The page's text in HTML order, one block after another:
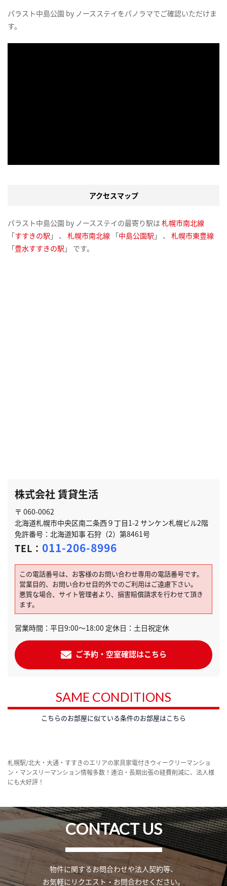
パラスト中島公園 by ノースステイをパノラマでご確認いただけま
す。
アクセスマップ
パラスト中島公園 by ノースステイの最寄り駅は 札幌市南北線
「すすきの駅 」 、 札幌市南北線 「中島公園駅 」 、 札幌市東豊線
「豊水すすきの駅 」 です。
株式会社 賃貸生活
〒 060-0062
北海道札幌市中央区南二条西９丁目1-2 サンケン札幌ビル2階
免許番号：北海道知事 石狩（2）第8461号
TEL： 011-206-8996
この電話番号は、お客様のお問い合わせ専用の電話番号です。
営業目的、お問い合わせ目的外でのご利用はご遠慮下さい。
悪質な場合、サイト管理者より、損害賠償請求を行わせて頂き
ます。
営業時間：平日9:00～18:00 定休日：土日祝定休
ご予約・空室確認はこちら
SAME CONDITIONS
こちらのお部屋に似ている条件のお部屋はこちら
札幌駅/北大・大通・すすきのエリアの家具家電付きウィークリーマンショ
ン・マンスリーマンション情報多数！連泊・長期出張の経費削減に、法人様
にも大好評！
CONTACT US
物件に関するお問合わせや法人契約等、
お気軽にリクエスト・お問合わせください。